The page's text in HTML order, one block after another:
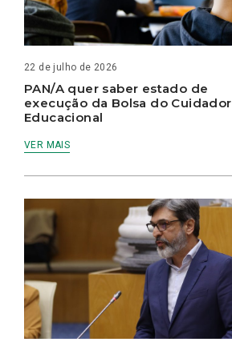
22 de julho de 2026
PAN/A quer saber estado de
execução da Bolsa do Cuidador
Educacional
VER MAIS